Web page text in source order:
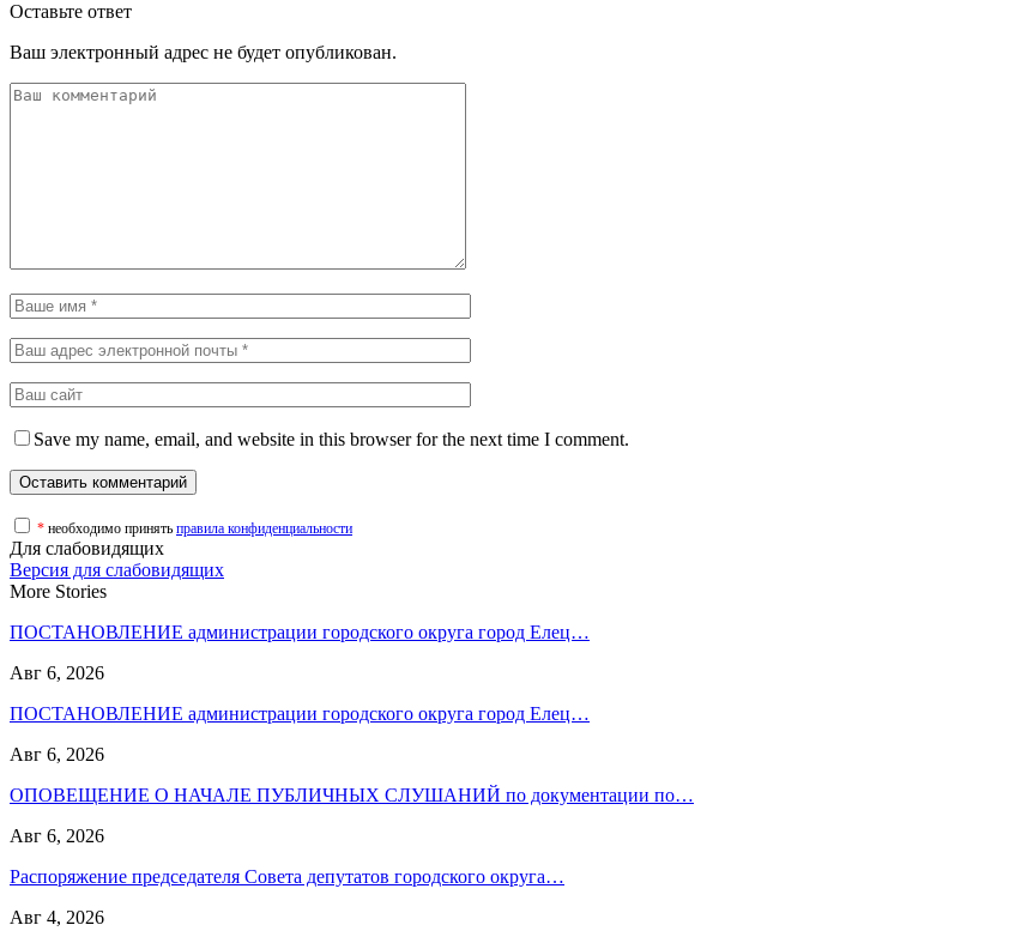
Оставьте ответ
Ваш электронный адрес не будет опубликован.
Save my name, email, and website in this browser for the next time I comment.
* необходимо принять правила конфиденциальности
Для слабовидящих
Версия для слабовидящих
More Stories
ПОСТАНОВЛЕНИЕ администрации городского округа город Елец…
Авг 6, 2026
ПОСТАНОВЛЕНИЕ администрации городского округа город Елец…
Авг 6, 2026
ОПОВЕЩЕНИЕ О НАЧАЛЕ ПУБЛИЧНЫХ СЛУШАНИЙ по документации по…
Авг 6, 2026
Распоряжение председателя Совета депутатов городского округа…
Авг 4, 2026